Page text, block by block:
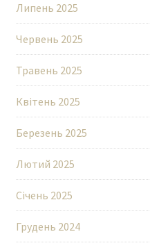
Липень 2025
Червень 2025
Травень 2025
Квітень 2025
Березень 2025
Лютий 2025
Січень 2025
Грудень 2024